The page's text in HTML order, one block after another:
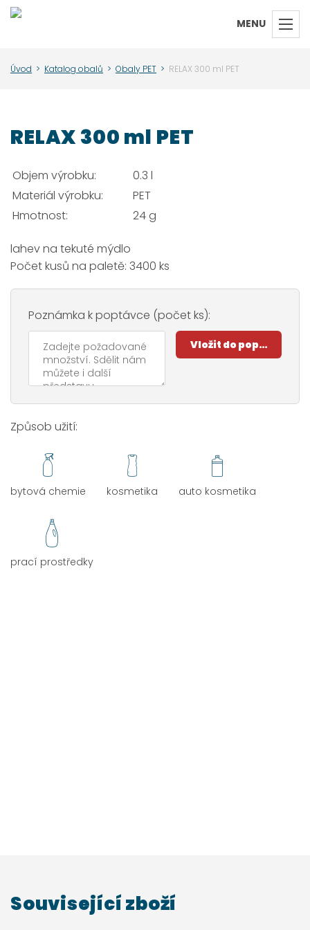
MENU
Úvod > Katalog obalů > Obaly PET > RELAX 300 ml PET
RELAX 300 ml PET
Objem výrobku:
0.3 l
Materiál výrobku:
PET
Hmotnost:
24 g
lahev na tekuté mýdlo
Počet kusů na paletě: 3400 ks
Poznámka k poptávce (počet ks):
Způsob užití:
bytová chemie kosmetika auto kosmetika
prací prostředky
Související zboží